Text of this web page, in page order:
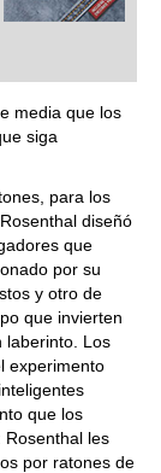
media que los
siga
para los
diseñó
que
por su
y otro de
que invierten
laberinto. Los
experimento
que los
Rosenthal les
por ratones de